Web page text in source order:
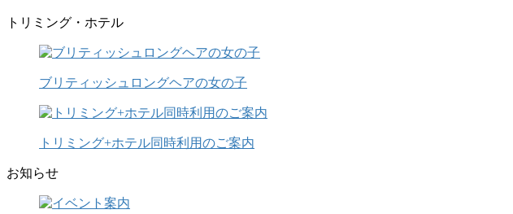
トリミング・ホテル
ブリティッシュロングヘアの女の子
トリミング+ホテル同時利用のご案内
お知らせ